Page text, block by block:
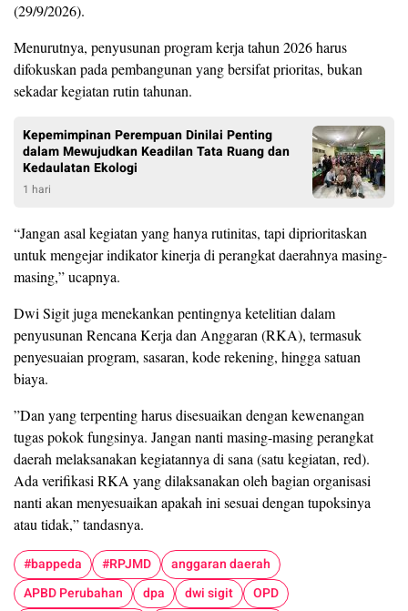
(29/9/2026).
Menurutnya, penyusunan program kerja tahun 2026 harus
difokuskan pada pembangunan yang bersifat prioritas, bukan
sekadar kegiatan rutin tahunan.
Kepemimpinan Perempuan Dinilai Penting
dalam Mewujudkan Keadilan Tata Ruang dan
Kedaulatan Ekologi
1 hari
“Jangan asal kegiatan yang hanya rutinitas, tapi diprioritaskan
untuk mengejar indikator kinerja di perangkat daerahnya masing-
masing,” ucapnya.
Dwi Sigit juga menekankan pentingnya ketelitian dalam
penyusunan Rencana Kerja dan Anggaran (RKA), termasuk
penyesuaian program, sasaran, kode rekening, hingga satuan
biaya.
”Dan yang terpenting harus disesuaikan dengan kewenangan
tugas pokok fungsinya. Jangan nanti masing-masing perangkat
daerah melaksanakan kegiatannya di sana (satu kegiatan, red).
Ada verifikasi RKA yang dilaksanakan oleh bagian organisasi
nanti akan menyesuaikan apakah ini sesuai dengan tupoksinya
atau tidak,” tandasnya.
#bappeda #RPJMD
anggaran daerah
APBD Perubahan
dpa dwi sigit
OPD